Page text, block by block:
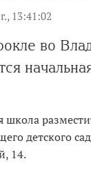
13:41:02
во
школа
детского
14.